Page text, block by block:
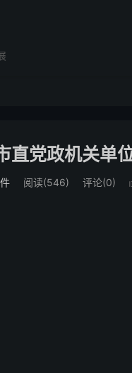
党政机关单
阅读(546) 评论(0)